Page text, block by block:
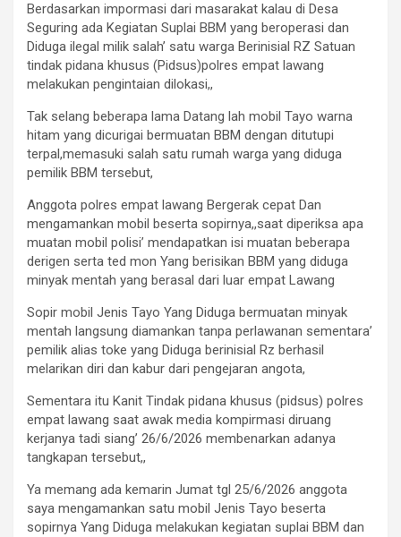
Berdasarkan impormasi dari masarakat kalau di Desa
Seguring ada Kegiatan Suplai BBM yang beroperasi dan
Diduga ilegal milik salah’ satu warga Berinisial RZ Satuan
tindak pidana khusus (Pidsus)polres empat lawang
melakukan pengintaian dilokasi,,
Tak selang beberapa lama Datang lah mobil Tayo warna
hitam yang dicurigai bermuatan BBM dengan ditutupi
terpal,memasuki salah satu rumah warga yang diduga
pemilik BBM tersebut,
Anggota polres empat lawang Bergerak cepat Dan
mengamankan mobil beserta sopirnya,,saat diperiksa apa
muatan mobil polisi’ mendapatkan isi muatan beberapa
derigen serta ted mon Yang berisikan BBM yang diduga
minyak mentah yang berasal dari luar empat Lawang
Sopir mobil Jenis Tayo Yang Diduga bermuatan minyak
mentah langsung diamankan tanpa perlawanan sementara’
pemilik alias toke yang Diduga berinisial Rz berhasil
melarikan diri dan kabur dari pengejaran angota,
Sementara itu Kanit Tindak pidana khusus (pidsus) polres
empat lawang saat awak media kompirmasi diruang
kerjanya tadi siang’ 26/6/2026 membenarkan adanya
tangkapan tersebut,,
Ya memang ada kemarin Jumat tgl 25/6/2026 anggota
saya mengamankan satu mobil Jenis Tayo beserta
sopirnya Yang Diduga melakukan kegiatan suplai BBM dan